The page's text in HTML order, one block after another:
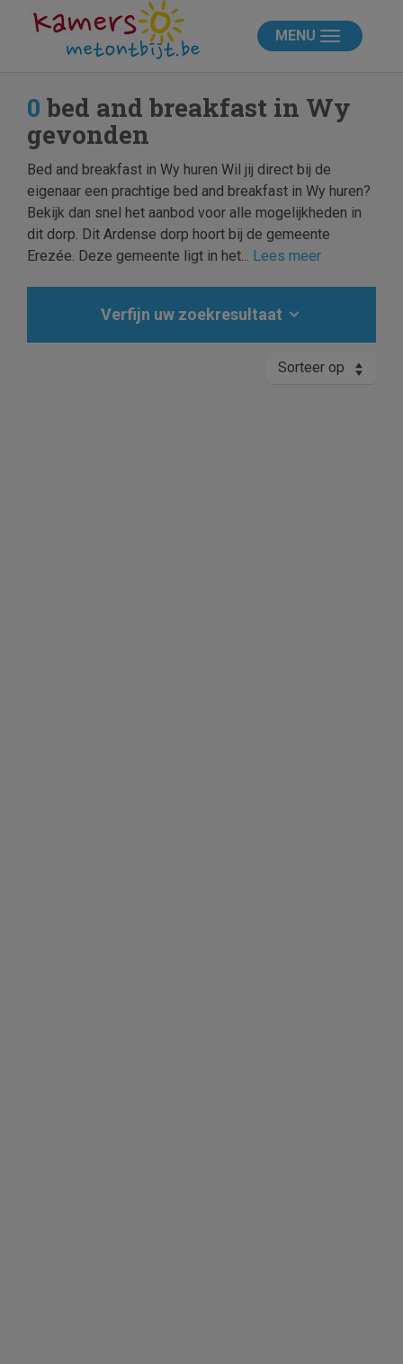
MENU
0 bed and breakfast in Wy
gevonden
Bed and breakfast in Wy huren Wil jij direct bij de
eigenaar een prachtige bed and breakfast in Wy huren?
Bekijk dan snel het aanbod voor alle mogelijkheden in
dit dorp. Dit Ardense dorp hoort bij de gemeente
Erezée. Deze gemeente ligt in het... Lees meer
Verfijn uw zoekresultaat
Sorteer op